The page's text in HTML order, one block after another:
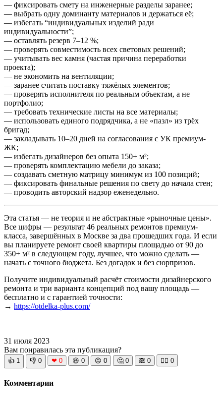
— фиксировать смету на инженерные разделы заранее;
— выбрать одну доминанту материалов и держаться её;
— избегать “индивидуальных изделий ради
индивидуальности”;
— оставлять резерв 7–12 %;
— проверять совместимость всех световых решений;
— учитывать вес камня (частая причина переработки
проекта);
— не экономить на вентиляции;
— заранее считать поставку тяжёлых элементов;
— проверять исполнителя по реальным объектам, а не
портфолио;
— требовать технические листы на все материалы;
— использовать единого подрядчика, а не «пазл» из трёх
бригад;
— закладывать 10–20 дней на согласования с УК премиум-
ЖК;
— избегать дизайнеров без опыта 150+ м²;
— проверять комплектацию мебели до заказа;
— создавать сметную матрицу минимум из 100 позиций;
— фиксировать финальные решения по свету до начала стен;
— проводить авторский надзор еженедельно.
Эта статья — не теория и не абстрактные «рыночные цены».
Все цифры — результат 46 реальных ремонтов премиум-
класса, завершённых в Москве за два прошедших года. И если
вы планируете ремонт своей квартиры площадью от 90 до
350+ м² в следующем году, лучшее, что можно сделать —
начать с точного бюджета. Без догадок и без сюрпризов.
Получите индивидуальный расчёт стоимости дизайнерского
ремонта и три варианта концепций под вашу площадь —
бесплатно и с гарантией точности:
→ https://otdelka-plus.com/
31 июля 2023
Вам понравилась эта публикация?
👍 1 👎 0 ❤ 0 😆 0 😡 0 🤔 0 🙈 0 🧘‍♀️ 0
Комментарии